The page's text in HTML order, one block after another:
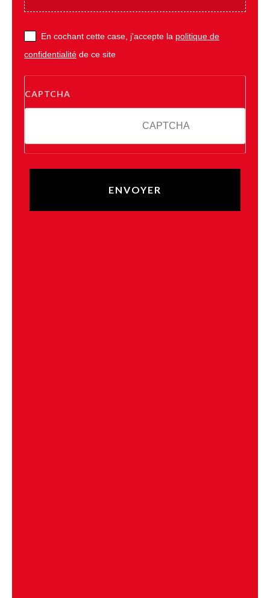
En cochant cette case, j'accepte la politique de
confidentialité de ce site
CAPTCHA